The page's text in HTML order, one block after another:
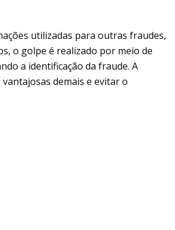
utilizadas para outras fraudes,
o golpe é realizado por meio de
a identificação da fraude. A
demais e evitar o